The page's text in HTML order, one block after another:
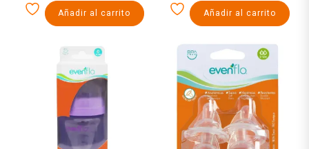
Añadir al carrito Añadir al carrito